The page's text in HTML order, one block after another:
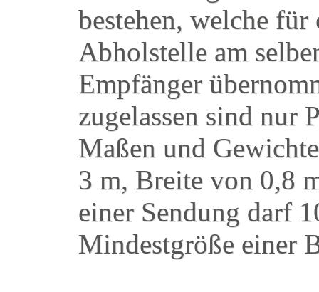
bestehen, welche für
Abholstelle am
Empfänger
zugelassen sind nur
Maßen und
3 m, Breite von 0,8
einer Sendung darf
Mindestgröße einer